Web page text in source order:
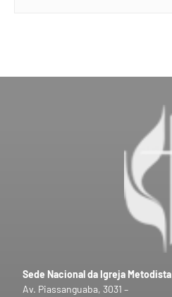
Sede Nacional da Igreja Metodista
Av. Piassanguaba, 3031 –